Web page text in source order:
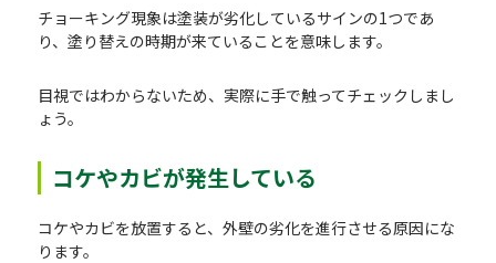
チョーキング現象は塗装が劣化しているサインの1つであ
り、塗り替えの時期が来ていることを意味します。
目視ではわからないため、実際に手で触ってチェックしまし
ょう。
コケやカビが発生している
コケやカビを放置すると、外壁の劣化を進行させる原因にな
ります。